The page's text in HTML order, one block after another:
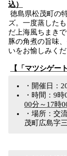
込）
徳島県松茂町の
ズ。一度蒸した
だ上海風ちまき
豚の角煮の旨味
いをお愉しみくだ
【「マツシゲー
・開催日：
・時間：9
00分～17時
・場所：交
茂町広島字